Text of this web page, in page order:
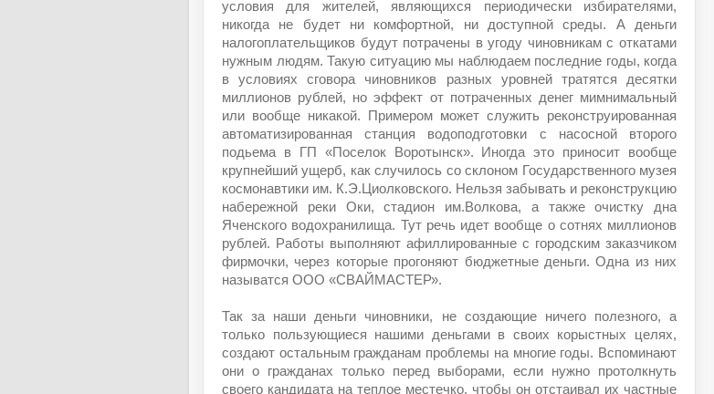
условия для жителей, являющихся периодически избирателями,
никогда не будет ни комфортной, ни доступной среды. А деньги
налогоплательщиков будут потрачены в угоду чиновникам с откатами
нужным людям. Такую ситуацию мы наблюдаем последние годы, когда
в условиях сговора чиновников разных уровней тратятся десятки
миллионов рублей, но эффект от потраченных денег мимнимальный
или вообще никакой. Примером может служить реконструированная
автоматизированная станция водоподготовки с насосной второго
подьема в ГП «Поселок Воротынск». Иногда это приносит вообще
крупнейший ущерб, как случилось со склоном Государственного музея
космонавтики им. К.Э.Циолковского. Нельзя забывать и реконструкцию
набережной реки Оки, стадион им.Волкова, а также очистку дна
Яченского водохранилища. Тут речь идет вообще о сотнях миллионов
рублей. Работы выполняют афиллированные с городским заказчиком
фирмочки, через которые прогоняют бюджетные деньги. Одна из них
называтся ООО «СВАЙМАСТЕР».
Так за наши деньги чиновники, не создающие ничего полезного, а
только пользующиеся нашими деньгами в своих корыстных целях,
создают остальным гражданам проблемы на многие годы. Вспоминают
они о гражданах только перед выборами, если нужно протолкнуть
своего кандидата на теплое местечко, чтобы он отстаивал их частные